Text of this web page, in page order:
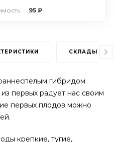
95 ₽
СКЛАДЫ
гибридом
первых радует нас своим
первых плодов можно
крепкие, тугие,